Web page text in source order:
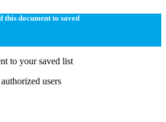
this document to saved
to your saved list
users